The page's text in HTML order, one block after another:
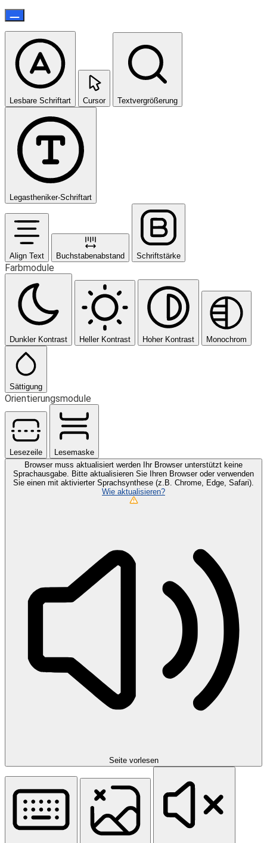
Lesbare Schriftart Cursor Textvergrößerung
Legastheniker-Schriftart
Align Text Buchstabenabstand Schriftstärke
Farbmodule
Dunkler Kontrast Heller Kontrast Hoher Kontrast Monochrom
Sättigung
Orientierungsmodule
Lesezeile
Lesemaske
Browser muss aktualisiert werden Ihr Browser unterstützt keine
Sprachausgabe. Bitte aktualisieren Sie Ihren Browser oder verwenden
Sie einen mit aktivierter Sprachsynthese (z.B. Chrome, Edge, Safari).
Wie aktualisieren?
Seite vorlesen